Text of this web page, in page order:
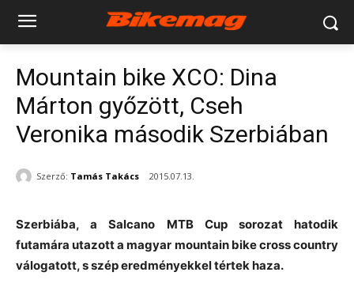
Mountain bike XCO: Dina
Márton győzött, Cseh
Veronika második Szerbiában
Szerző: Tamás Takács 2015.07.13.
Szerbiába, a Salcano MTB Cup sorozat hatodik
futamára utazott a magyar mountain bike cross country
válogatott, s szép eredményekkel tértek haza.